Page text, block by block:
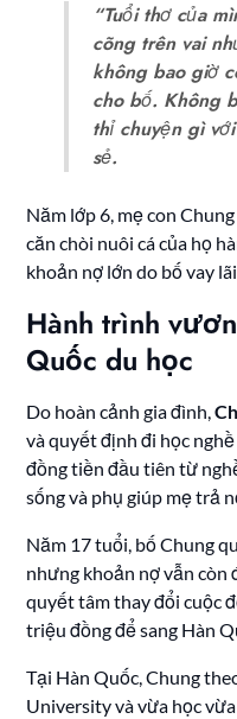
“Tuổi thơ của
cõng trên vai
không bao giờ
cho bố. Không
thỉ chuyện gì
sẻ.
Năm lớp 6, mẹ con
căn chòi nuôi cá của họ
khoản nợ lớn do bố vay
Hành trình
Quốc du học
Do hoàn cảnh gia đình,
và quyết định đi học
đồng tiền đầu tiên từ
sống và phụ giúp mẹ trả
Năm 17 tuổi, bố Chung
nhưng khoản nợ vẫn còn
quyết tâm thay đổi cuộc
triệu đồng để sang Hàn
Tại Hàn Quốc, Chung
University và vừa học